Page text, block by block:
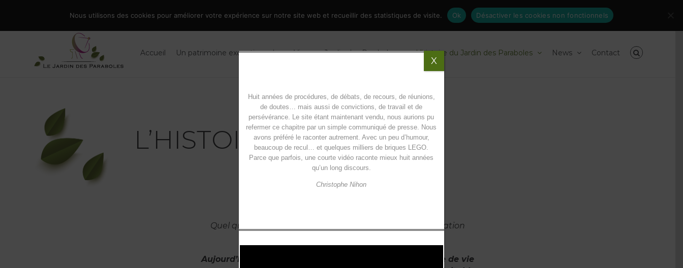
content
086 66 90 19 | info@jardindesparaboles.be
Inscrivez-
vous
à
nos
Rechercher
Accueil Un patrimoine exceptionnel Vivre au Jardin des Paraboles L’histoire du Jardin des Paraboles News Contact
L’HISTOIRE
Quel que soit votre âge, votre état de santé ou votre situation
Aujourd’hui, l’esprit de solidarité se déconstruit, la durée de vie
Huit années de procédures, de débats, de recours, de réunions,
de doutes… mais aussi de convictions, de travail et de
persévérance. Le site étant maintenant vendu, nous aurions pu
refermer ce chapitre par un simple communiqué de presse. Nous
avons préféré le raconter autrement. Avec un peu d’humour,
beaucoup de recul… et quelques milliers de briques LEGO.
Parce que parfois, une courte vidéo raconte mieux huit années
qu’un long discours.
Christophe Nihon
X
Nous utilisons des cookies pour améliorer votre expérience sur notre site web et recueillir des statistiques de visite. Ok Désactiver les cookies non fonctionnels